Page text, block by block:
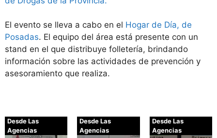
El evento se lleva a cabo en el Hogar de Día, de
Posadas. El equipo del área está presente con un
stand en el que distribuye folletería, brindando
información sobre las actividades de prevención y
asesoramiento que realiza.
Desde Las
Agencias
Desde Las
Agencias
Desde Las
Agencias